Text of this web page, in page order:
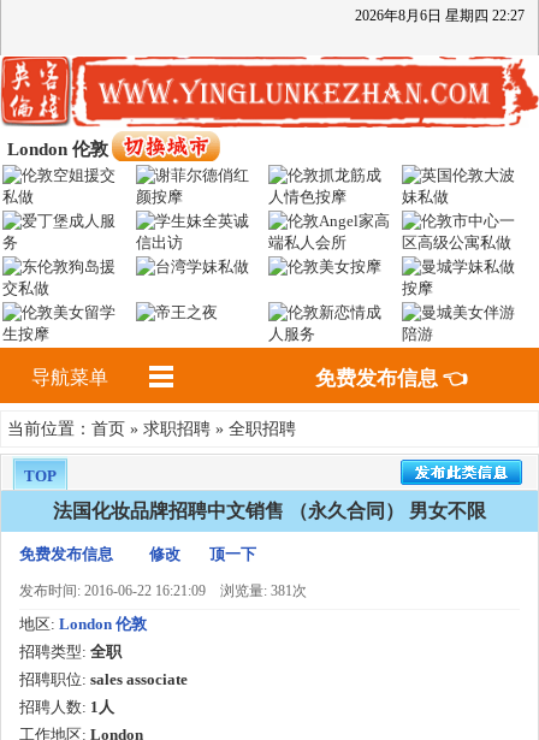
2026年8月 6日 星期四 22:27
London 伦敦
导航菜单 免费发布信息 👈
当前位置： 首页 » 求职招聘 » 全职招聘
TOP
法国化妆品牌招聘中文销售 （永久合同） 男女不限
免费发布信息 修改 顶一下
发布时间: 2016-06-22 16:21:09 浏览量: 381次
地区: London 伦敦
招聘类型: 全职
招聘职位: sales associate
招聘人数: 1人
工作地区: London